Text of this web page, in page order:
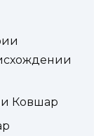
Ковшар